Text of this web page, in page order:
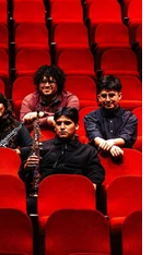
para los
y 20% para las
inscribieron y el miérc